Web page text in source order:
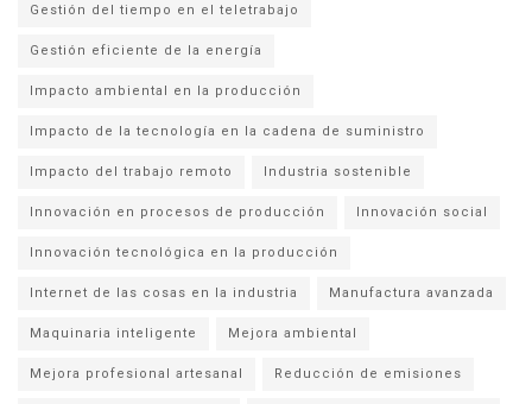
Gestión del tiempo en el teletrabajo
Gestión eficiente de la energía
Impacto ambiental en la producción
Impacto de la tecnología en la cadena de suministro
Impacto del trabajo remoto Industria sostenible
Innovación en procesos de producción Innovación social
Innovación tecnológica en la producción
Internet de las cosas en la industria Manufactura avanzada
Maquinaria inteligente Mejora ambiental
Mejora profesional artesanal Reducción de emisiones